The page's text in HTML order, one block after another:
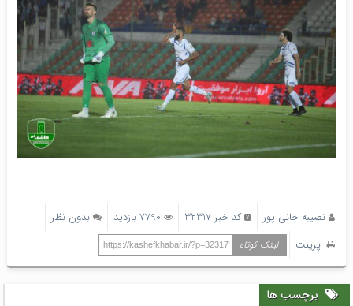
نصیبه جانی پور کد خبر 32317 7790 بازدید
بدون نظر
پرینت
لینک کوتاه https://kashefkhabar.ir/?p=32317
برچسب ها